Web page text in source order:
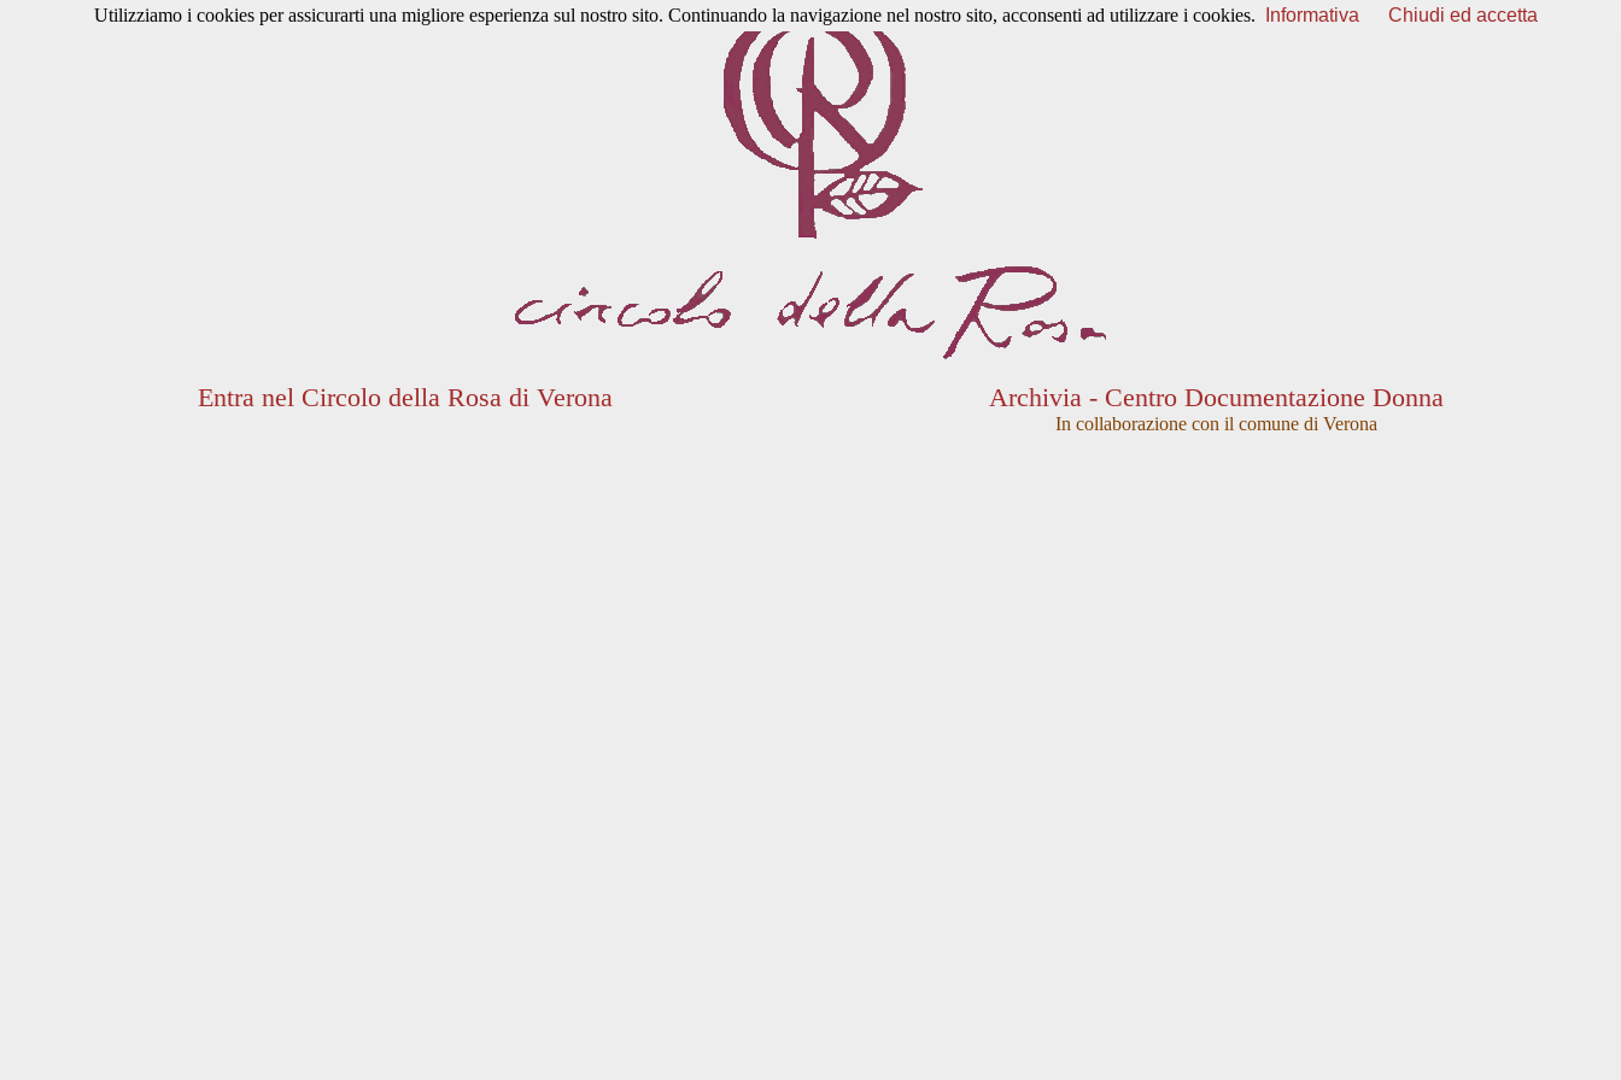
Entra nel Circolo della Rosa di Verona Archivia - Centro Documentazione Donna
In collaborazione con il comune di Verona
Utilizziamo i cookies per assicurarti una migliore esperienza sul nostro sito. Continuando la navigazione nel nostro sito, acconsenti ad utilizzare i cookies. Informativa Chiudi ed accetta